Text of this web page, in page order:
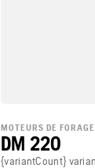
MOTEURS DE
DM 220
{variantCount}